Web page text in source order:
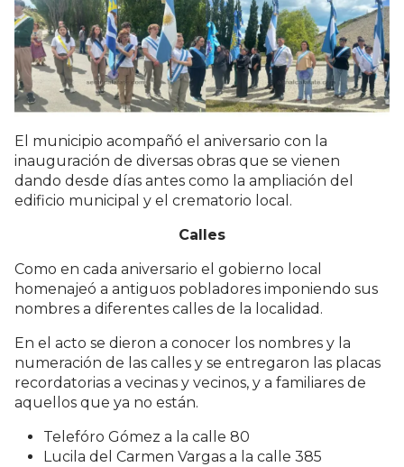
El municipio acompañó el aniversario con la
inauguración de diversas obras que se vienen
dando desde días antes como la ampliación del
edificio municipal y el crematorio local.
Calles
Como en cada aniversario el gobierno local
homenajeó a antiguos pobladores imponiendo sus
nombres a diferentes calles de la localidad.
En el acto se dieron a conocer los nombres y la
numeración de las calles y se entregaron las placas
recordatorias a vecinas y vecinos, y a familiares de
aquellos que ya no están.
Telefóro Gómez a la calle 80
Lucila del Carmen Vargas a la calle 385